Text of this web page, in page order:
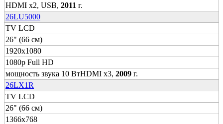
HDMI x2, USB, 2011 г.
26LU5000
TV LCD
26" (66 см)
1920x1080
1080p Full HD
мощность звука 10 ВтHDMI x3, 2009 г.
26LX1R
TV LCD
26" (66 см)
1366x768